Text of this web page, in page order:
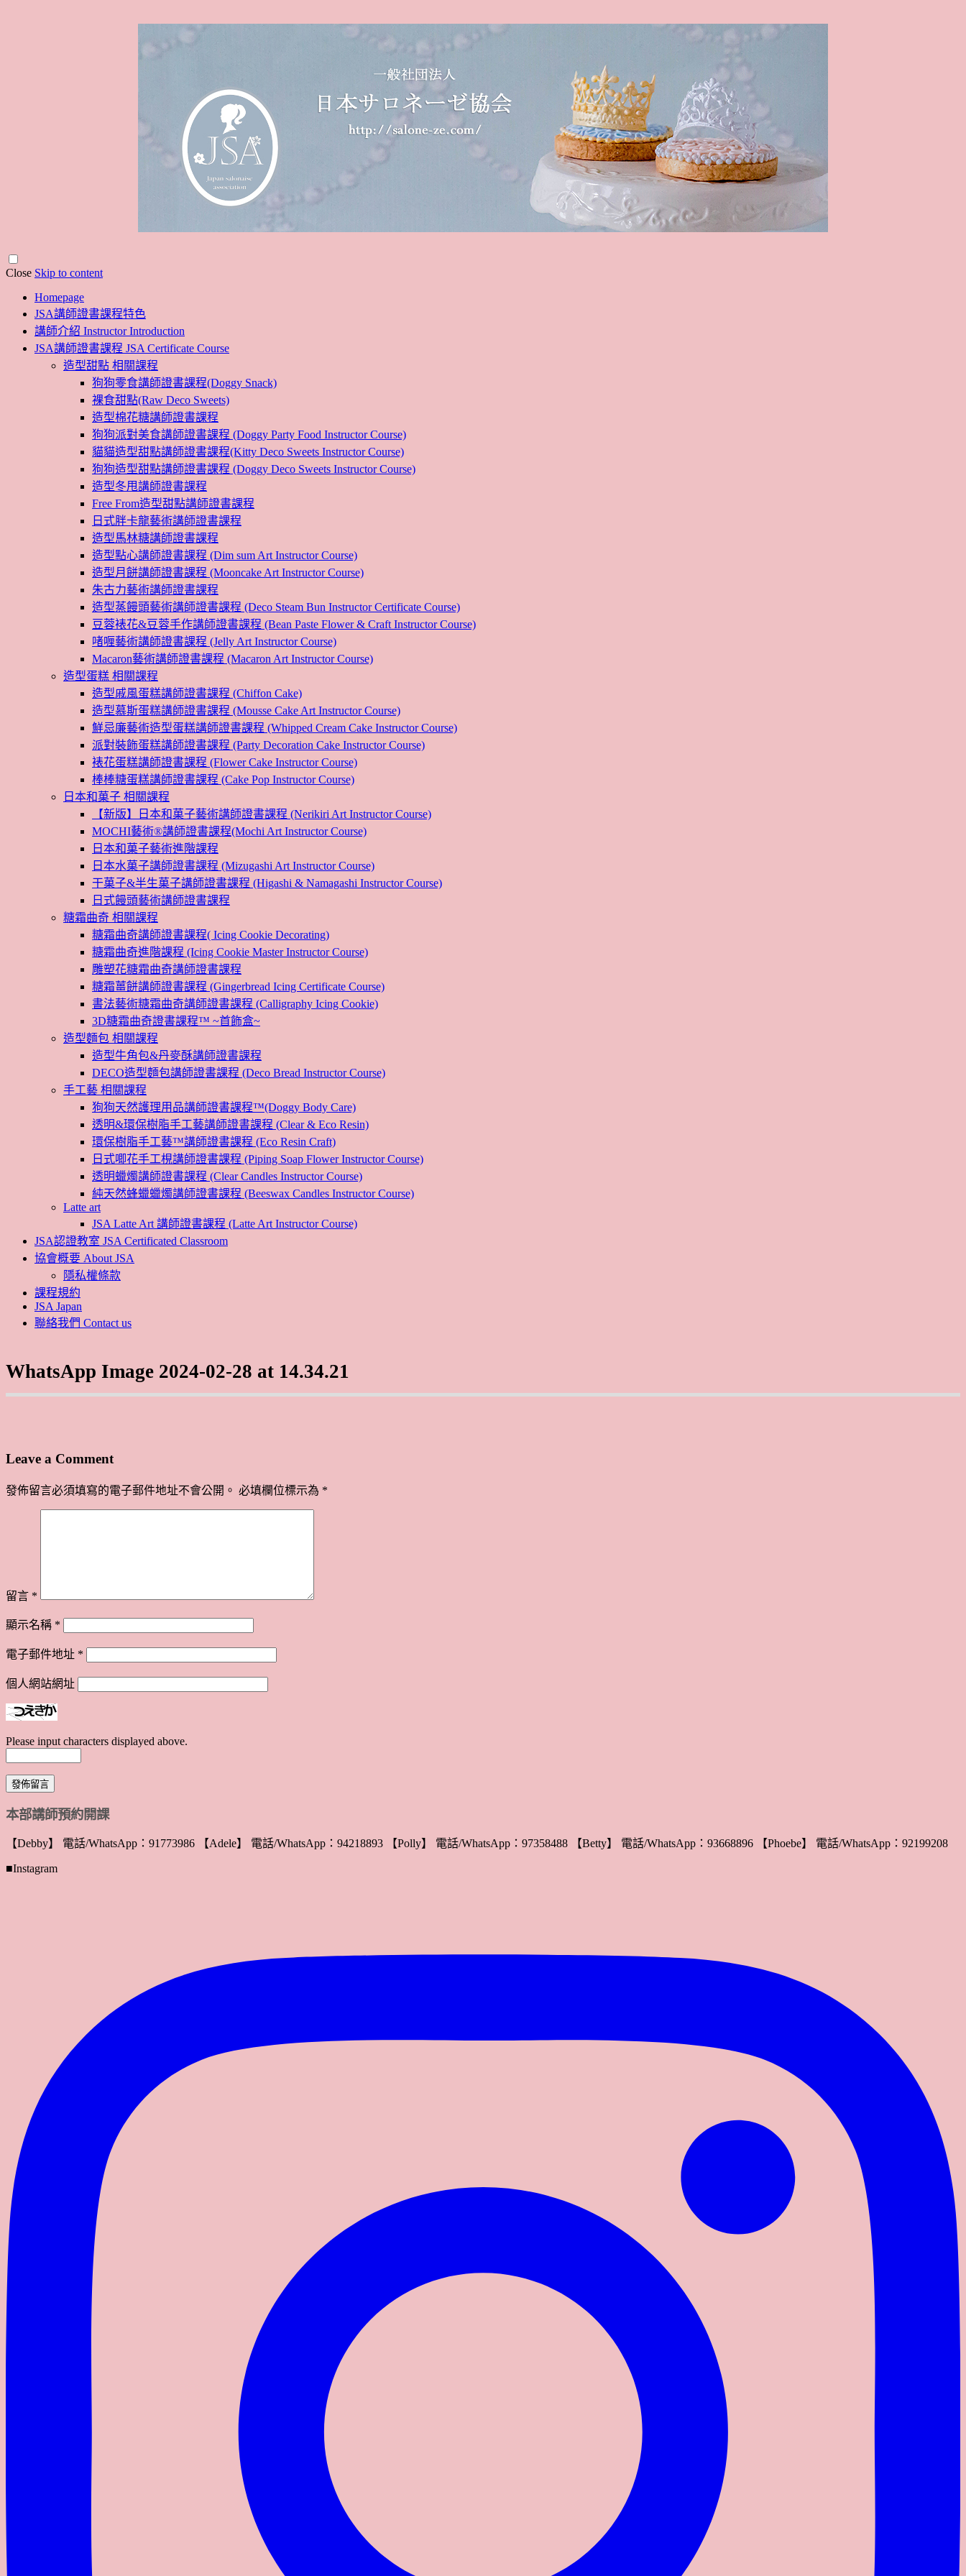
Close Skip to content
Homepage
JSA講師證書課程特色
講師介紹 Instructor Introduction
JSA講師證書課程 JSA Certificate Course
造型甜點 相關課程
狗狗零食講師證書課程(Doggy Snack)
裸食甜點(Raw Deco Sweets)
造型棉花糖講師證書課程
狗狗派對美食講師證書課程 (Doggy Party Food Instructor Course)
貓貓造型甜點講師證書課程(Kitty Deco Sweets Instructor Course)
狗狗造型甜點講師證書課程 (Doggy Deco Sweets Instructor Course)
造型冬甩講師證書課程
Free From造型甜點講師證書課程
日式胖卡龍藝術講師證書課程
造型馬林糖講師證書課程
造型點心講師證書課程 (Dim sum Art Instructor Course)
造型月餅講師證書課程 (Mooncake Art Instructor Course)
朱古力藝術講師證書課程
造型蒸饅頭藝術講師證書課程 (Deco Steam Bun Instructor Certificate Course)
豆蓉裱花&豆蓉手作講師證書課程 (Bean Paste Flower & Craft Instructor Course)
啫喱藝術講師證書課程 (Jelly Art Instructor Course)
Macaron藝術講師證書課程 (Macaron Art Instructor Course)
造型蛋糕 相關課程
造型戚風蛋糕講師證書課程 (Chiffon Cake)
造型慕斯蛋糕講師證書課程 (Mousse Cake Art Instructor Course)
鮮忌廉藝術造型蛋糕講師證書課程 (Whipped Cream Cake Instructor Course)
派對裝飾蛋糕講師證書課程 (Party Decoration Cake Instructor Course)
裱花蛋糕講師證書課程 (Flower Cake Instructor Course)
棒棒糖蛋糕講師證書課程 (Cake Pop Instructor Course)
日本和菓子 相關課程
【新版】日本和菓子藝術講師證書課程 (Nerikiri Art Instructor Course)
MOCHI藝術®講師證書課程(Mochi Art Instructor Course)
日本和菓子藝術進階課程
日本水菓子講師證書課程 (Mizugashi Art Instructor Course)
干菓子&半生菓子講師證書課程 (Higashi & Namagashi Instructor Course)
日式饅頭藝術講師證書課程
糖霜曲奇 相關課程
糖霜曲奇講師證書課程( Icing Cookie Decorating)
糖霜曲奇進階課程 (Icing Cookie Master Instructor Course)
雕塑花糖霜曲奇講師證書課程
糖霜薑餅講師證書課程 (Gingerbread Icing Certificate Course)
書法藝術糖霜曲奇講師證書課程 (Calligraphy Icing Cookie)
3D糖霜曲奇證書課程™ ~首飾盒~
造型麵包 相關課程
造型牛角包&丹麥酥講師證書課程
DECO造型麵包講師證書課程 (Deco Bread Instructor Course)
手工藝 相關課程
狗狗天然護理用品講師證書課程™(Doggy Body Care)
透明&環保樹脂手工藝講師證書課程 (Clear & Eco Resin)
環保樹脂手工藝™講師證書課程 (Eco Resin Craft)
日式唧花手工梘講師證書課程 (Piping Soap Flower Instructor Course)
透明蠟燭講師證書課程 (Clear Candles Instructor Course)
純天然蜂蠟蠟燭講師證書課程 (Beeswax Candles Instructor Course)
Latte art
JSA Latte Art 講師證書課程 (Latte Art Instructor Course)
JSA認證教室 JSA Certificated Classroom
協會概要 About JSA
隱私權條款
課程規約
JSA Japan
聯絡我們 Contact us
WhatsApp Image 2024-02-28 at 14.34.21
Leave a Comment
發佈留言必須填寫的電子郵件地址不會公開。 必填欄位標示為 *
留言 *
顯示名稱 *
電子郵件地址 *
個人網站網址
Please input characters displayed above.
本部講師預約開課
【Debby】 電話/WhatsApp：91773986 【Adele】 電話/WhatsApp：94218893 【Polly】 電話/WhatsApp：97358488 【Betty】 電話/WhatsApp：93668896 【Phoebe】 電話/WhatsApp：92199208
■Instagram